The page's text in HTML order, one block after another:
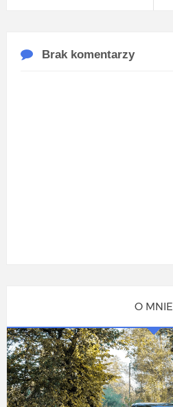
Brak komentarzy
O MNIE